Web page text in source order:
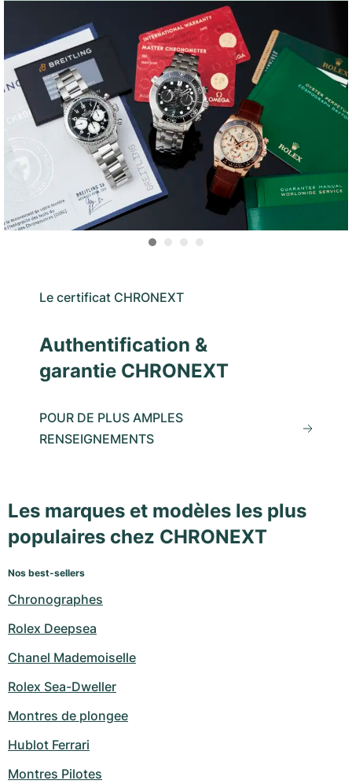
Le certificat CHRONEXT
Authentification &
garantie CHRONEXT
POUR DE PLUS AMPLES
RENSEIGNEMENTS
Les marques et modèles les plus
populaires chez CHRONEXT
Nos best-sellers
Chronographes
Rolex Deepsea
Chanel Mademoiselle
Rolex Sea-Dweller
Montres de plongee
Hublot Ferrari
Montres Pilotes